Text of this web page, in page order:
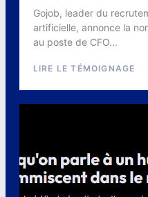
Gojob, leader du
artificielle, annonce la
au poste de CFO...
LIRE LE TÉMOIGNAGE